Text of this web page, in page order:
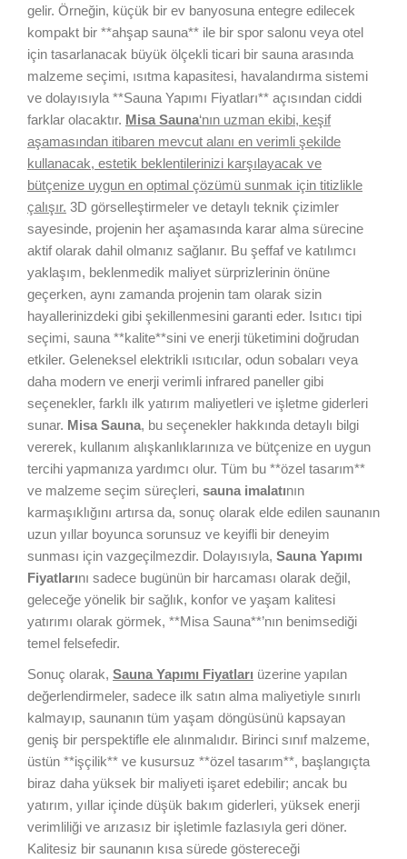
gelir. Örneğin, küçük bir ev banyosuna entegre edilecek
kompakt bir **ahşap sauna** ile bir spor salonu veya otel
için tasarlanacak büyük ölçekli ticari bir sauna arasında
malzeme seçimi, ısıtma kapasitesi, havalandırma sistemi
ve dolayısıyla **Sauna Yapımı Fiyatları** açısından ciddi
farklar olacaktır. Misa Sauna‘nın uzman ekibi, keşif
aşamasından itibaren mevcut alanı en verimli şekilde
kullanacak, estetik beklentilerinizi karşılayacak ve
bütçenize uygun en optimal çözümü sunmak için titizlikle
çalışır. 3D görselleştirmeler ve detaylı teknik çizimler
sayesinde, projenin her aşamasında karar alma sürecine
aktif olarak dahil olmanız sağlanır. Bu şeffaf ve katılımcı
yaklaşım, beklenmedik maliyet sürprizlerinin önüne
geçerken, aynı zamanda projenin tam olarak sizin
hayallerinizdeki gibi şekillenmesini garanti eder. Isıtıcı tipi
seçimi, sauna **kalite**sini ve enerji tüketimini doğrudan
etkiler. Geleneksel elektrikli ısıtıcılar, odun sobaları veya
daha modern ve enerji verimli infrared paneller gibi
seçenekler, farklı ilk yatırım maliyetleri ve işletme giderleri
sunar. Misa Sauna, bu seçenekler hakkında detaylı bilgi
vererek, kullanım alışkanlıklarınıza ve bütçenize en uygun
tercihi yapmanıza yardımcı olur. Tüm bu **özel tasarım**
ve malzeme seçim süreçleri, sauna imalatının
karmaşıklığını artırsa da, sonuç olarak elde edilen saunanın
uzun yıllar boyunca sorunsuz ve keyifli bir deneyim
sunması için vazgeçilmezdir. Dolayısıyla, Sauna Yapımı
Fiyatlarını sadece bugünün bir harcaması olarak değil,
geleceğe yönelik bir sağlık, konfor ve yaşam kalitesi
yatırımı olarak görmek, **Misa Sauna**’nın benimsediği
temel felsefedir.
Sonuç olarak, Sauna Yapımı Fiyatları üzerine yapılan
değerlendirmeler, sadece ilk satın alma maliyetiyle sınırlı
kalmayıp, saunanın tüm yaşam döngüsünü kapsayan
geniş bir perspektifle ele alınmalıdır. Birinci sınıf malzeme,
üstün **işçilik** ve kusursuz **özel tasarım**, başlangıçta
biraz daha yüksek bir maliyeti işaret edebilir; ancak bu
yatırım, yıllar içinde düşük bakım giderleri, yüksek enerji
verimliliği ve arızasız bir işletimle fazlasıyla geri döner.
Kalitesiz bir saunanın kısa sürede göstereceği